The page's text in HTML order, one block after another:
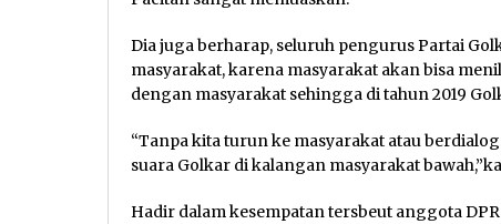
Dia juga berharap, seluruh pengurus Partai
masyarakat, karena masyarakat akan bisa
dengan masyarakat sehingga di tahun 2019
“Tanpa kita turun ke masyarakat atau
suara Golkar di kalangan masyarakat
Hadir dalam kesempatan tersbeut anggota